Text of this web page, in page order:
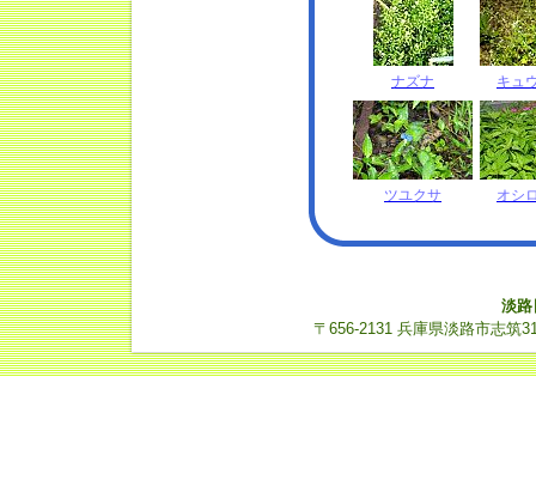
ナズナ キュ
ツユクサ オシ
淡路
〒656-2131 兵庫県淡路市志筑